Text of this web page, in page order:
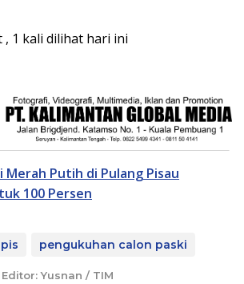
, 1 kali dilihat hari ini
Merah Putih di Pulang Pisau
100 Persen
pengukuhan calon paski
Editor: Yusnan / TIM